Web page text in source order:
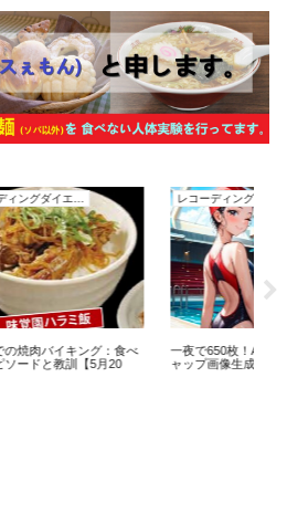
レコーディングダイエット
650枚！AIによるスイムキ
画像生成の冒険【7月 8日】
60代、オジサンの
2024年度.第29週
月20日）の家計